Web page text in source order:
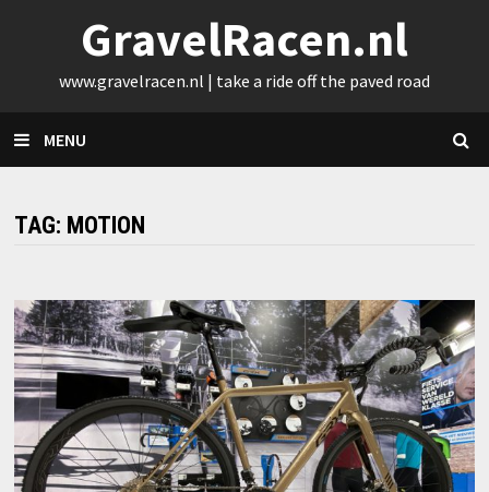
content
GravelRacen.nl
www.gravelracen.nl | take a ride off the paved road
MENU
TAG: MOTION